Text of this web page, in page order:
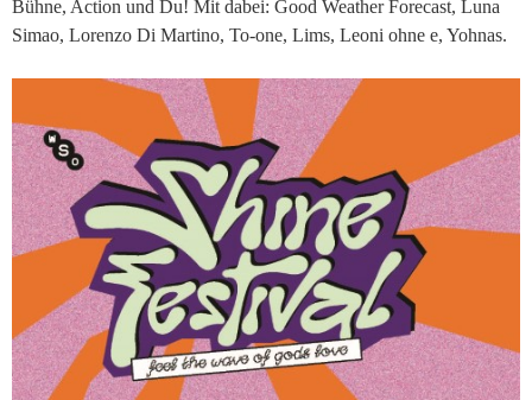
Bühne, Action und Du! Mit dabei: Good Weather Forecast, Luna
Simao, Lorenzo Di Martino, To-one, Lims, Leoni ohne e, Yohnas.